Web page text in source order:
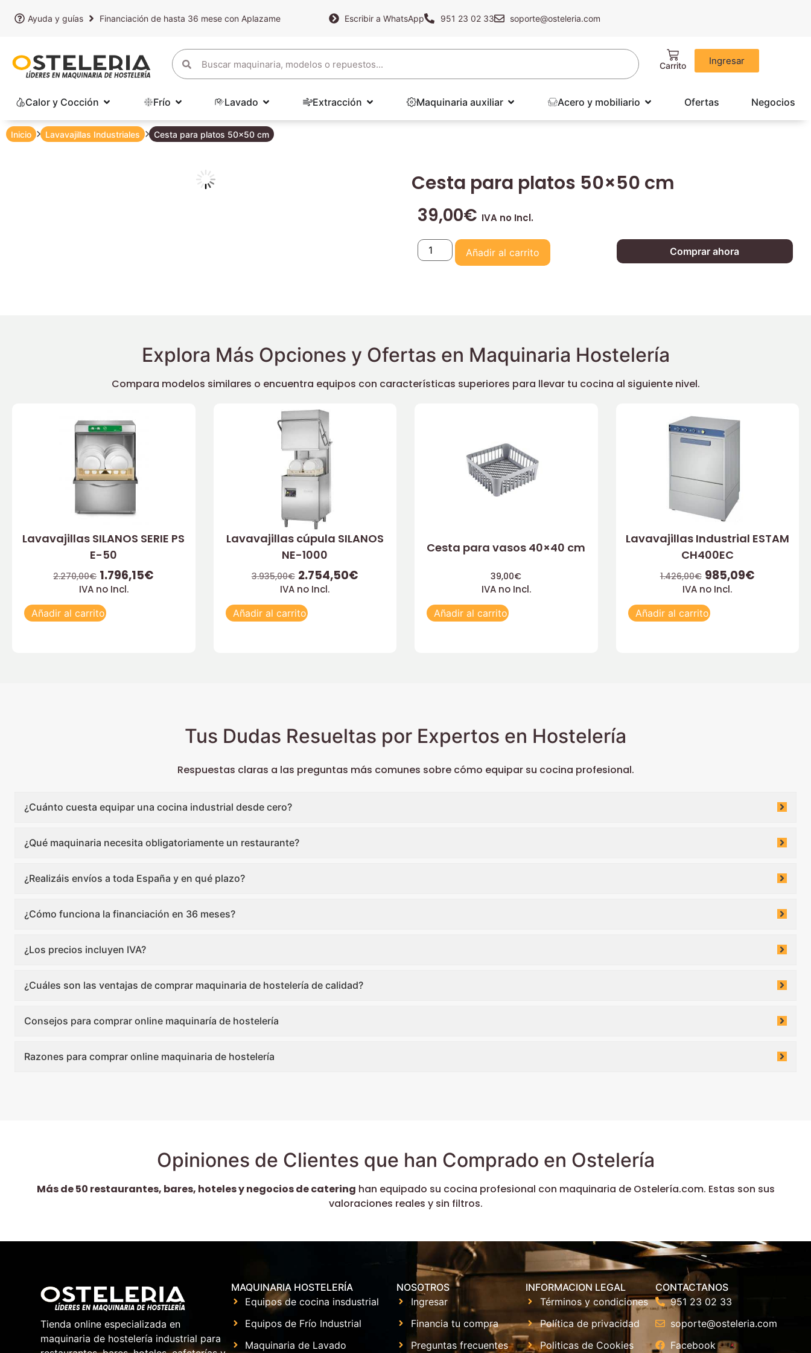
Ayuda y guías Financiación de hasta 36 mese con Aplazame Escribir a WhatsApp 951 23 02 33 soporte@osteleria.com
Ingresar
Calor y Cocción Frío Lavado Extracción Maquinaria auxiliar Acero y mobiliario Ofertas Negocios
Inicio Lavavajillas Industriales Cesta para platos 50×50 cm
Cesta para platos 50×50 cm
39,00€ IVA no Incl.
Añadir al carrito Comprar ahora
Explora Más Opciones y Ofertas en Maquinaria Hostelería
Compara modelos similares o encuentra equipos con características superiores para llevar tu cocina al siguiente nivel.
Lavavajillas SILANOS SERIE PS
E-50
2.270,00€ 1.796,15€
IVA no Incl.
Añadir al carrito
Lavavajillas cúpula SILANOS
NE-1000
3.935,00€ 2.754,50€
IVA no Incl.
Añadir al carrito
Cesta para vasos 40×40 cm
39,00€
IVA no Incl.
Añadir al carrito
Lavavajillas Industrial ESTAM
CH400EC
1.426,00€ 985,09€
IVA no Incl.
Añadir al carrito
Tus Dudas Resueltas por Expertos en Hostelería
Respuestas claras a las preguntas más comunes sobre cómo equipar su cocina profesional.
¿Cuánto cuesta equipar una cocina industrial desde cero?
¿Qué maquinaria necesita obligatoriamente un restaurante?
¿Realizáis envíos a toda España y en qué plazo?
¿Cómo funciona la financiación en 36 meses?
¿Los precios incluyen IVA?
¿Cuáles son las ventajas de comprar maquinaria de hostelería de calidad?
Consejos para comprar online maquinaría de hostelería
Razones para comprar online maquinaria de hostelería
Opiniones de Clientes que han Comprado en Ostelería
Más de 50 restaurantes, bares, hoteles y negocios de catering han equipado su cocina profesional con maquinaria de Ostelería.com. Estas son sus
valoraciones reales y sin filtros.
Tienda online especializada en
maquinaria de hostelería industrial para
MAQUINARIA HOSTELERÍA
Equipos de cocina insdustrial
Equipos de Frío Industrial
Maquinaria de Lavado
NOSOTROS
Ingresar
Financia tu compra
Preguntas frecuentes
INFORMACION LEGAL
Términos y condiciones
Política de privacidad
Politicas de Cookies
CONTACTANOS
951 23 02 33
soporte@osteleria.com
Facebook